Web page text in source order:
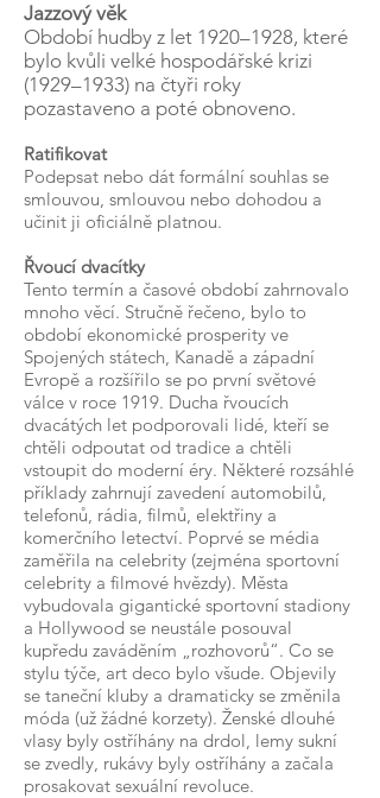
Jazzový věk
Období hudby z let 1920–1928, které
bylo kvůli velké hospodářské krizi
(1929–1933) na čtyři roky
pozastaveno a poté obnoveno.
Ratifikovat
Podepsat nebo dát formální souhlas se
smlouvou, smlouvou nebo dohodou a
učinit ji oficiálně platnou.
Řvoucí dvacítky
Tento termín a časové období zahrnovalo
mnoho věcí. Stručně řečeno, bylo to
období ekonomické prosperity ve
Spojených státech, Kanadě a západní
Evropě a rozšířilo se po první světové
válce v roce 1919. Ducha řvoucích
dvacátých let podporovali lidé, kteří se
chtěli odpoutat od tradice a chtěli
vstoupit do moderní éry. Některé rozsáhlé
příklady zahrnují zavedení automobilů,
telefonů, rádia, filmů, elektřiny a
komerčního letectví. Poprvé se média
zaměřila na celebrity (zejména sportovní
celebrity a filmové hvězdy). Města
vybudovala gigantické sportovní stadiony
a Hollywood se neustále posouval
kupředu zaváděním „rozhovorů“. Co se
stylu týče, art deco bylo všude. Objevily
se taneční kluby a dramaticky se změnila
móda (už žádné korzety). Ženské dlouhé
vlasy byly ostříhány na drdol, lemy sukní
se zvedly, rukávy byly ostříhány a začala
prosakovat sexuální revoluce.